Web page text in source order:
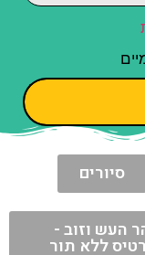
סיורים
העש וזוב -
ללא תור